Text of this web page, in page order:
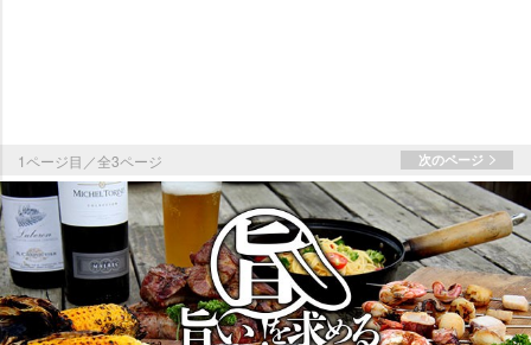
1ページ目／全3ページ 次のページ